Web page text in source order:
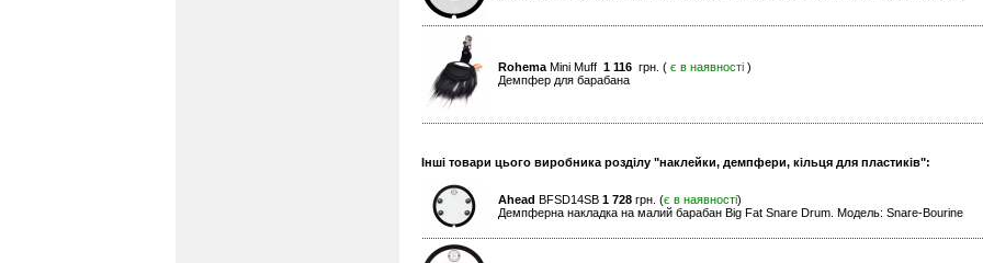
Rohema Mini Muff 1 116 грн. ( є в наявності )
Демпфер для барабана
Інші товари цього виробника розділу "наклейки, демпфери, кільця для пластиків":
Ahead BFSD14SB 1 728 грн. (є в наявності)
Демпферна накладка на малий барабан Big Fat Snare Drum. Модель: Snare-Bourine